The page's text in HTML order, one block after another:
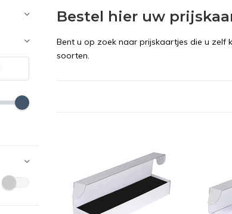
Bestel hier uw
Bent u op zoek naar prijskaartjes die u zelf
soorten.